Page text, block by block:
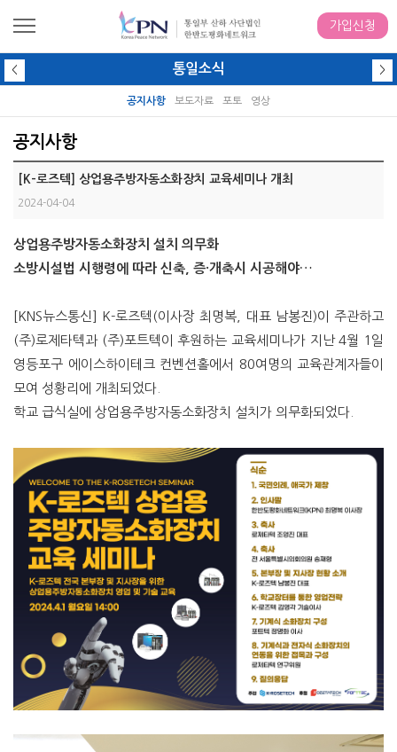
가입신청
< 통일소식 >
공지사항 보도자료 포토 영상
공지사항
[K-로즈텍] 상업용주방자동소화장치 교육세미나 개최
2024-04-04
상업용주방자동소화장치 설치 의무화
소방시설법 시행령에 따라 신축, 증·개축시 시공해야…
[KNS뉴스통신] K-로즈텍(이사장 최명복, 대표 남봉진)이 주관하고
(주)로제타텍과 (주)포트텍이 후원하는 교육세미나가 지난 4월 1일
영등포구 에이스하이테크 컨벤션홀에서 80여명의 교육관계자들이
모여 성황리에 개최되었다.
학교 급식실에 상업용주방자동소화장치 설치가 의무화되었다.